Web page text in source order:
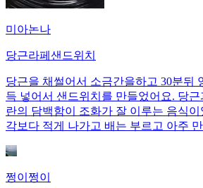
미아논나
당근라페샌드위치
당근을 채썰어서 소금간을하고 30분뒤
득 넣어서 샌드위치를 만들었어요. 당근
란의 담백함이 조화가 잘 이루는 음식
각보다 적게 나가고 배는 부르고 아주
쩡이쩡이